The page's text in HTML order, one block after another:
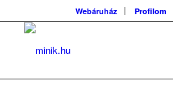
Webáruház Profilom